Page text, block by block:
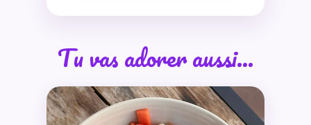
Tu vas adorer aussi…